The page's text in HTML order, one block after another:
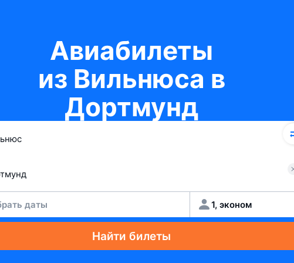
Авиабилеты
из Вильнюса в
Дортмунд
даты 1, эконом
Найти билеты